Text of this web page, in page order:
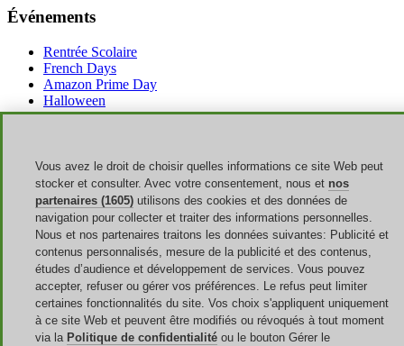
Événements
Rentrée Scolaire
French Days
Amazon Prime Day
Halloween
de cookies-Gestion des Cookies
Discoup® est un portail de codes promotionnels pour la France.
Offres actualisées pour les achats en ligne en France.
Économisez sur vos achats en profitant des codes promo et des
offres du jour !
Vous avez le droit de choisir quelles informations ce site Web peut
stocker et consulter. Avec votre consentement, nous et nos
partenaires (1605) utilisons des cookies et des données de
navigation pour collecter et traiter des informations personnelles.
Nous et nos partenaires traitons les données suivantes: Publicité et
contenus personnalisés, mesure de la publicité et des contenus,
études d’audience et développement de services. Vous pouvez
accepter, refuser ou gérer vos préférences. Le refus peut limiter
certaines fonctionnalités du site. Vos choix s'appliquent uniquement
à ce site Web et peuvent être modifiés ou révoqués à tout moment
via la Politique de confidentialité ou le bouton Gérer le